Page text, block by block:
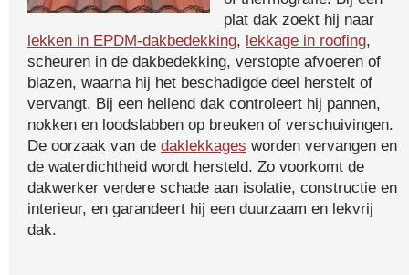
plat dak zoekt hij naar
lekken in EPDM-dakbedekking, lekkage in roofing,
scheuren in de dakbedekking, verstopte afvoeren of
blazen, waarna hij het beschadigde deel herstelt of
vervangt. Bij een hellend dak controleert hij pannen,
nokken en loodslabben op breuken of verschuivingen.
De oorzaak van de daklekkages worden vervangen en
de waterdichtheid wordt hersteld. Zo voorkomt de
dakwerker verdere schade aan isolatie, constructie en
interieur, en garandeert hij een duurzaam en lekvrij
dak.